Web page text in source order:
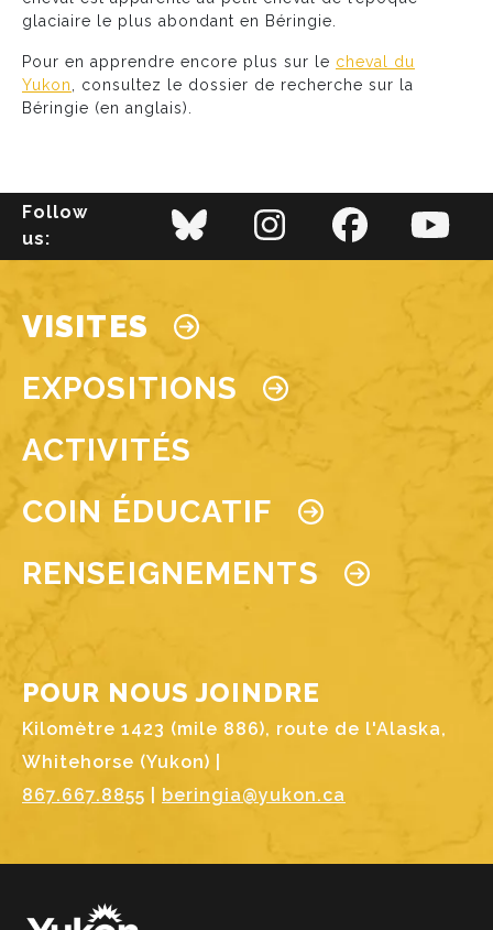
glaciaire le plus abondant en Béringie.
Pour en apprendre encore plus sur le cheval du
Yukon
, consultez le dossier de recherche sur la
Béringie (en anglais).
Follow
us:
Main navigation
VISITES
EXPOSITIONS
ACTIVITÉS
COIN ÉDUCATIF
RENSEIGNEMENTS
POUR NOUS JOINDRE
Kilomètre 1423 (mile 886), route de l'Alaska,
Whitehorse (Yukon) |
867.667.8855
beringia@yukon.ca